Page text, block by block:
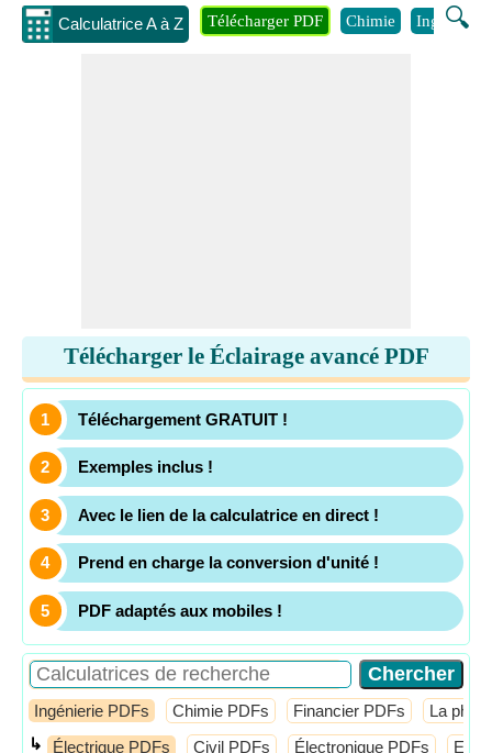
Calculatrice A à Z 🔍
Télécharger PDF Chimie Ingénierie
Télécharger le Éclairage avancé PDF
Téléchargement GRATUIT !
Exemples inclus !
Avec le lien de la calculatrice en direct !
Prend en charge la conversion d'unité !
PDF adaptés aux mobiles !
Ingénierie PDFs Chimie PDFs Financier PDFs La
↳ Électrique PDFs Civil PDFs Électronique PDFs